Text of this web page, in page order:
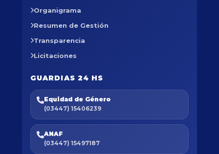
Organigrama
Resumen de Gestión
Transparencia
Licitaciones
GUARDIAS 24 HS
Equidad de Género
(03447) 15406239
ANAF
(03447) 15497187